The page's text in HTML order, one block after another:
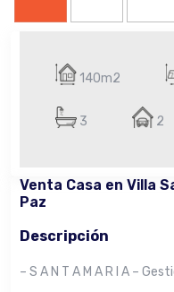
140m2
3 2
Venta Casa en Villa
Paz
Descripción
– S A N T A M A R I A –